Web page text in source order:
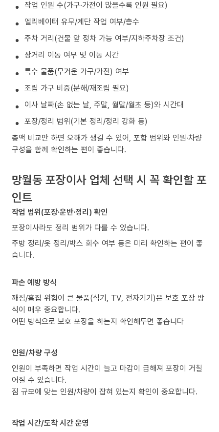
작업 인원 수(가구·가전이 많을수록 인원 필요)
엘리베이터 유무/계단 작업 여부/층수
주차 거리(건물 앞 정차 가능 여부/지하주차장 조건)
장거리 이동 여부 및 이동 시간
특수 물품(무거운 가구/가전) 여부
조립 가구 비중(분해/재조립 필요)
이사 날짜(손 없는 날, 주말, 월말/월초 등)와 시간대
포장/정리 범위(기본 정리/정리 강화 등)
총액 비교만 하면 오해가 생길 수 있어, 포함 범위와 인원·차량
구성을 함께 확인하는 편이 좋습니다.
망월동 포장이사 업체 선택 시 꼭 확인할 포
인트
작업 범위(포장·운반·정리) 확인
포장이사라도 정리 범위가 다를 수 있습니다.
주방 정리/옷 정리/박스 회수 여부 등은 미리 확인하는 편이 좋
습니다.
파손 예방 방식
깨짐/흠집 위험이 큰 물품(식기, TV, 전자기기)은 보호 포장 방
식이 매우 중요합니다.
어떤 방식으로 보호 포장을 하는지 확인해두면 좋습니다
인원/차량 구성
인원이 부족하면 작업 시간이 늘고 마감이 급해져 포장이 거칠
어질 수 있습니다.
짐 규모에 맞는 인원/차량이 잡혀 있는지 확인이 중요합니다.
작업 시간/도착 시간 운영